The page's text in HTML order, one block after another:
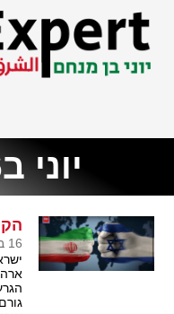
יוני ב16, 2023
16 ב יוני 2023